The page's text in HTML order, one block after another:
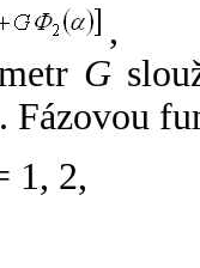
,
G
Fázovou
1, 2,